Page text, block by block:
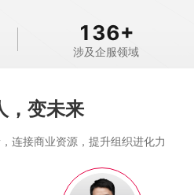
136+
涉及企服领域
，变未来
连接商业资源，提升组织进化力